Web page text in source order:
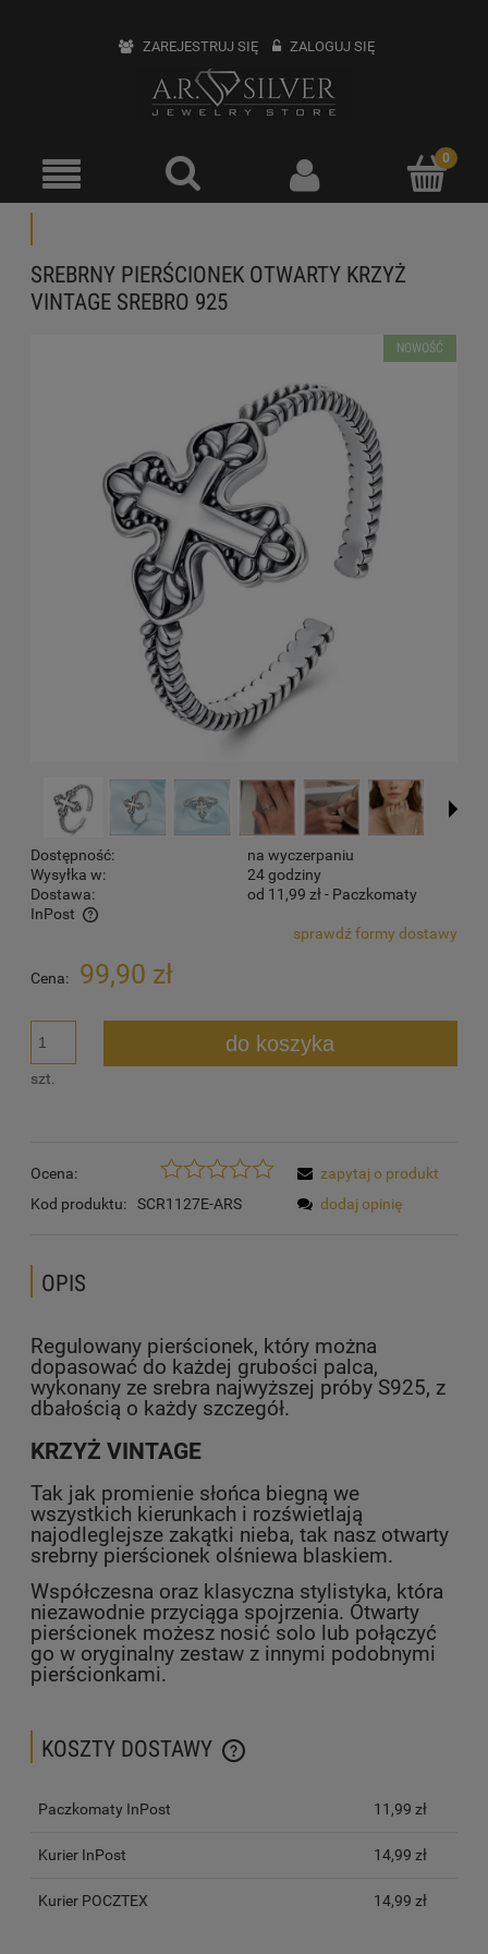
ZAREJESTRUJ SIĘ ZALOGUJ SIĘ
SREBRNY PIERŚCIONEK OTWARTY KRZYŻ
VINTAGE SREBRO 925
NOWOŚĆ
Dostępność:
na wyczerpaniu
Wysyłka w:
24 godziny
Dostawa:
od 11,99 zł- Paczkomaty
InPost
Cena nie zawiera ewentualnych kosztów płatnościsprawdź formy dostawy
Cena: 99,90 zł
szt.
do koszyka
Ocena:
Kod produktu:
SCR1127E-ARS
zapytaj o produkt
dodaj opinię
OPIS
Regulowany pierścionek, który można
dopasować do każdej grubości palca,
wykonany ze srebra najwyższej próby S925, z
dbałością o każdy szczegół.
KRZYŻ VINTAGE
Tak jak promienie słońca biegną we
wszystkich kierunkach i rozświetlają
najodleglejsze zakątki nieba, tak nasz otwarty
srebrny pierścionek olśniewa blaskiem.
Współczesna oraz klasyczna stylistyka, która
niezawodnie przyciąga spojrzenia. Otwarty
pierścionek możesz nosić solo lub połączyć
go w oryginalny zestaw z innymi podobnymi
pierścionkami.
KOSZTY DOSTAWY
CENA NIE ZAWIERA EWENTUALNYCH KOSZTÓW PŁATNOŚCI
Paczkomaty InPost 11,99 zł
Kurier InPost 14,99 zł
Kurier POCZTEX 14,99 zł